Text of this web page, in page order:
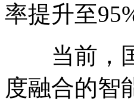
率提升至
当前，国
度融合的智